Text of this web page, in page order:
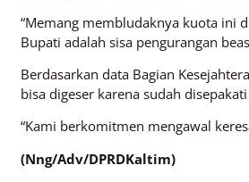
“Memang membludaknya kuota ini
Bupati adalah sisa pengurangan
Berdasarkan data Bagian
bisa digeser karena sudah
“Kami berkomitmen mengawal
(Nng/Adv/DPRDKaltim)